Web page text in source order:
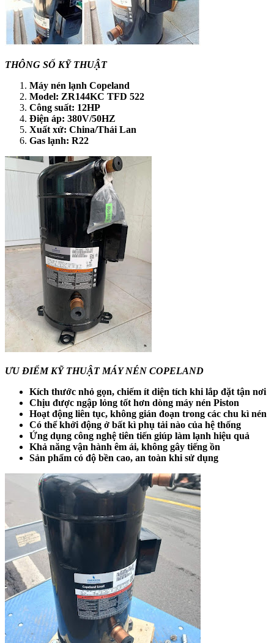
THÔNG SỐ KỸ THUẬT
Máy nén lạnh Copeland
Model: ZR144KC TFD 522
Công suất: 12HP
Điện áp: 380V/50HZ
Xuất xứ: China/Thái Lan
Gas lạnh: R22
ƯU ĐIỂM KỸ THUẬT MÁY NÉN COPELAND
Kích thước nhỏ gọn, chiếm ít diện tích khi lắp đặt tận nơi
Chịu được ngập lỏng tốt hơn dòng máy nén Piston
Hoạt động liên tục, không gián đoạn trong các chu kì nén
Có thể khởi động ở bất kì phụ tải nào của hệ thống
Ứng dụng công nghệ tiên tiến giúp làm lạnh hiệu quả
Khả năng vận hành êm ái, không gây tiếng ồn
Sản phẩm có độ bền cao, an toàn khi sử dụng